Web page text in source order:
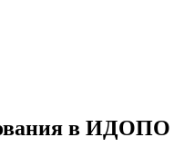
в ИДОПО